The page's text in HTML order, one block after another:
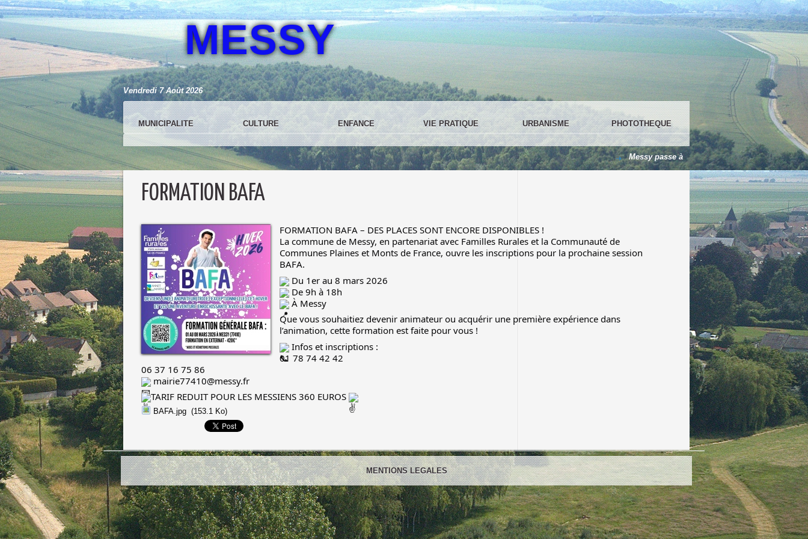
MESSY
Vendredi 7 Août 2026
MUNICIPALITE CULTURE ENFANCE VIE PRATIQUE URBANISME PHOTOTHEQUE
Messy passe à 100 % en LED ! Le centre de
FORMATION BAFA
FORMATION BAFA – DES PLACES SONT ENCORE DISPONIBLES !
La commune de Messy, en partenariat avec Familles Rurales et la Communauté de
Communes Plaines et Monts de France, ouvre les inscriptions pour la prochaine session
BAFA.
Du 1er au 8 mars 2026
De 9h à 18h
À Messy
Que vous souhaitiez devenir animateur ou acquérir une première expérience dans
l’animation, cette formation est faite pour vous !
Infos et inscriptions :
01 78 74 42 42
06 37 16 75 86
mairie77410@messy.fr
TARIF REDUIT POUR LES MESSIENS 360 EUROS
BAFA.jpg (153.1 Ko)
MENTIONS LEGALES